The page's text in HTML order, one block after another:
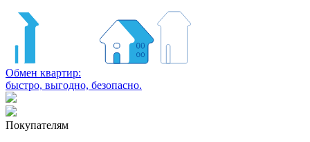
Обмен квартир:
быстро, выгодно, безопасно.
Покупателям